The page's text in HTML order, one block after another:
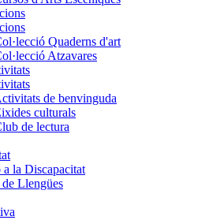
Quaderns d'art
Atzavares
de benvinguda
culturals
de lectura
la Discapacitat
Llengües